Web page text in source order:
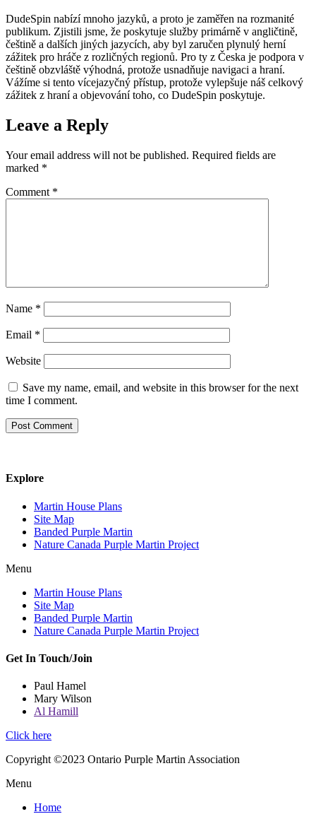
DudeSpin nabízí mnoho jazyků, a proto je zaměřen na rozmanité
publikum. Zjistili jsme, že poskytuje služby primárně v angličtině,
češtině a dalších jiných jazycích, aby byl zaručen plynulý herní
zážitek pro hráče z rozličných regionů. Pro ty z Česka je podpora v
češtině obzvláště výhodná, protože usnadňuje navigaci a hraní.
Vážíme si tento vícejazyčný přístup, protože vylepšuje náš celkový
zážitek z hraní a objevování toho, co DudeSpin poskytuje.
Leave a Reply
Your email address will not be published. Required fields are
marked *
Comment *
Name *
Email *
Website
Save my name, email, and website in this browser for the next
time I comment.
Explore
Martin House Plans
Site Map
Banded Purple Martin
Nature Canada Purple Martin Project
Menu
Martin House Plans
Site Map
Banded Purple Martin
Nature Canada Purple Martin Project
Get In Touch/Join
Paul Hamel
Mary Wilson
Al Hamill
Click here
Copyright ©2023 Ontario Purple Martin Association
Menu
Home